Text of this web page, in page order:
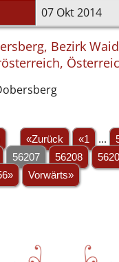
07 Okt 2014
Bezirk
«Zurück «1 ...
56207 56208
Vorwärts»